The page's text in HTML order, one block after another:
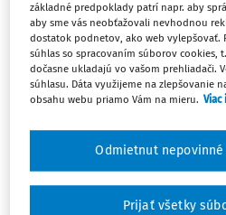
(2) Územný obvod vyššieho
s územným obvodom kraja;
orgány samosprávy vyššieho
osobitný zákon.
(3) Vojenský obvod zriadený
nie je súčasťou obce ani
§ 3
základné predpoklady patrí napr. aby
aby sme vás neobťažovali nevhodnou
dostatok podnetov, ako web vylepšovať.
súhlas so spracovaním súborov cookies,
dočasne ukladajú vo vašom prehliadači.
súhlasu. Dáta využijeme na zlepšovanie
obsahu webu priamo Vám na mieru.
Odmietnut
Prijať všetky